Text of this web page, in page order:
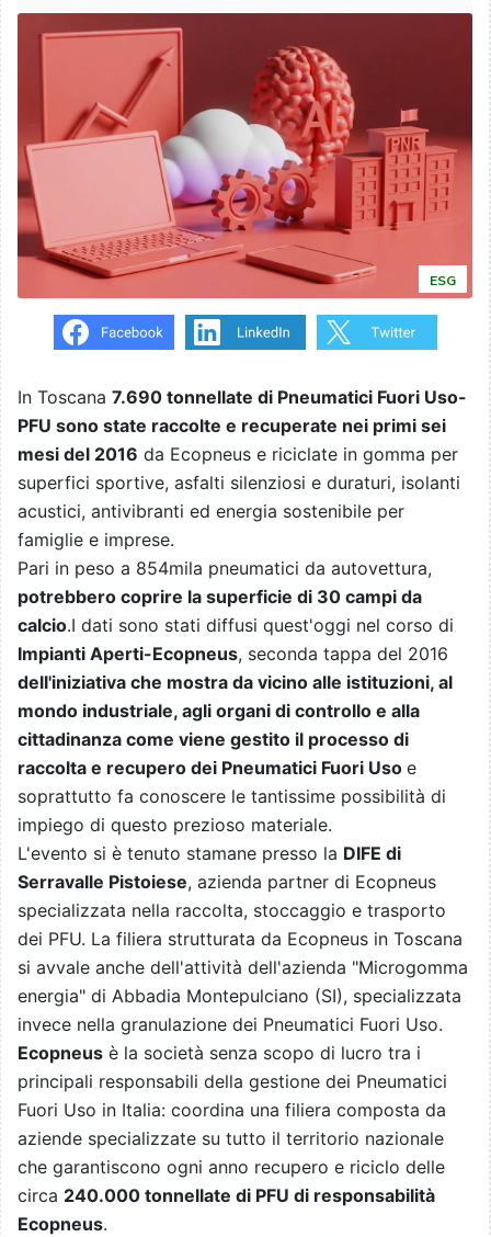
ESG
In Toscana 7.690 tonnellate di Pneumatici Fuori Uso-
PFU sono state raccolte e recuperate nei primi sei
mesi del 2016 da Ecopneus e riciclate in gomma per
superfici sportive, asfalti silenziosi e duraturi, isolanti
acustici, antivibranti ed energia sostenibile per
famiglie e imprese.
Pari in peso a 854mila pneumatici da autovettura,
potrebbero coprire la superficie di 30 campi da
calcio.I dati sono stati diffusi quest'oggi nel corso di
Impianti Aperti-Ecopneus, seconda tappa del 2016
dell'iniziativa che mostra da vicino alle istituzioni, al
mondo industriale, agli organi di controllo e alla
cittadinanza come viene gestito il processo di
raccolta e recupero dei Pneumatici Fuori Uso e
soprattutto fa conoscere le tantissime possibilità di
impiego di questo prezioso materiale.
L'evento si è tenuto stamane presso la DIFE di
Serravalle Pistoiese, azienda partner di Ecopneus
specializzata nella raccolta, stoccaggio e trasporto
dei PFU. La filiera strutturata da Ecopneus in Toscana
si avvale anche dell'attività dell'azienda "Microgomma
energia" di Abbadia Montepulciano (SI), specializzata
invece nella granulazione dei Pneumatici Fuori Uso.
Ecopneus è la società senza scopo di lucro tra i
principali responsabili della gestione dei Pneumatici
Fuori Uso in Italia: coordina una filiera composta da
aziende specializzate su tutto il territorio nazionale
che garantiscono ogni anno recupero e riciclo delle
circa 240.000 tonnellate di PFU di responsabilità
Ecopneus.